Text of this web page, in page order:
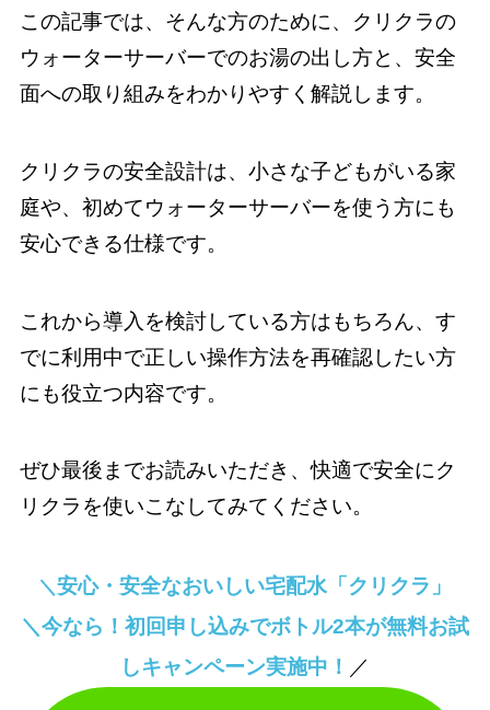
この記事では、そんな方のために、クリクラの
ウォーターサーバーでのお湯の出し方と、安全
面への取り組みをわかりやすく解説します。
クリクラの安全設計は、小さな子どもがいる家
庭や、初めてウォーターサーバーを使う方にも
安心できる仕様です。
これから導入を検討している方はもちろん、す
でに利用中で正しい操作方法を再確認したい方
にも役立つ内容です。
ぜひ最後までお読みいただき、快適で安全にク
リクラを使いこなしてみてください。
＼安心・安全なおいしい宅配水「クリクラ」
＼今なら！初回申し込みでボトル2本が無料お試
しキャンペーン実施中！ ／